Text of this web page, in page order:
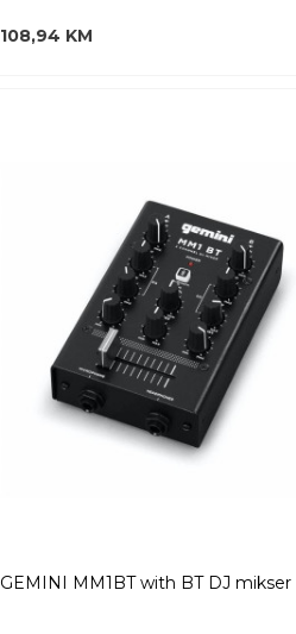
108,94 KM
GEMINI MM1BT with BT DJ mikser